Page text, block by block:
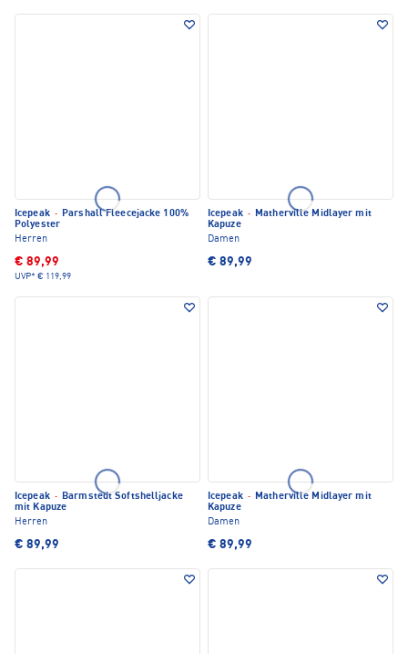
Icepeak · Parshall Fleecejacke 100%
Polyester
Herren
€ 89,99
UVP* € 119,99
Icepeak · Matherville Midlayer mit
Kapuze
Damen
€ 89,99
Icepeak · Barmstedt Softshelljacke
mit Kapuze
Herren
€ 89,99
Icepeak · Matherville Midlayer mit
Kapuze
Damen
€ 89,99